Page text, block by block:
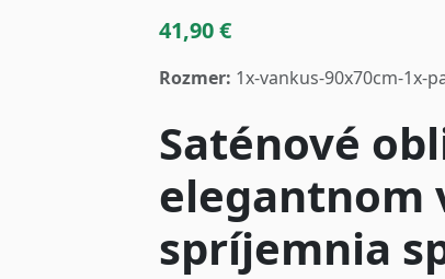
41,90 €
Rozmer: 1x-vankus-90x70cm-1x-
Saténové
elegantnom
spríjemnia